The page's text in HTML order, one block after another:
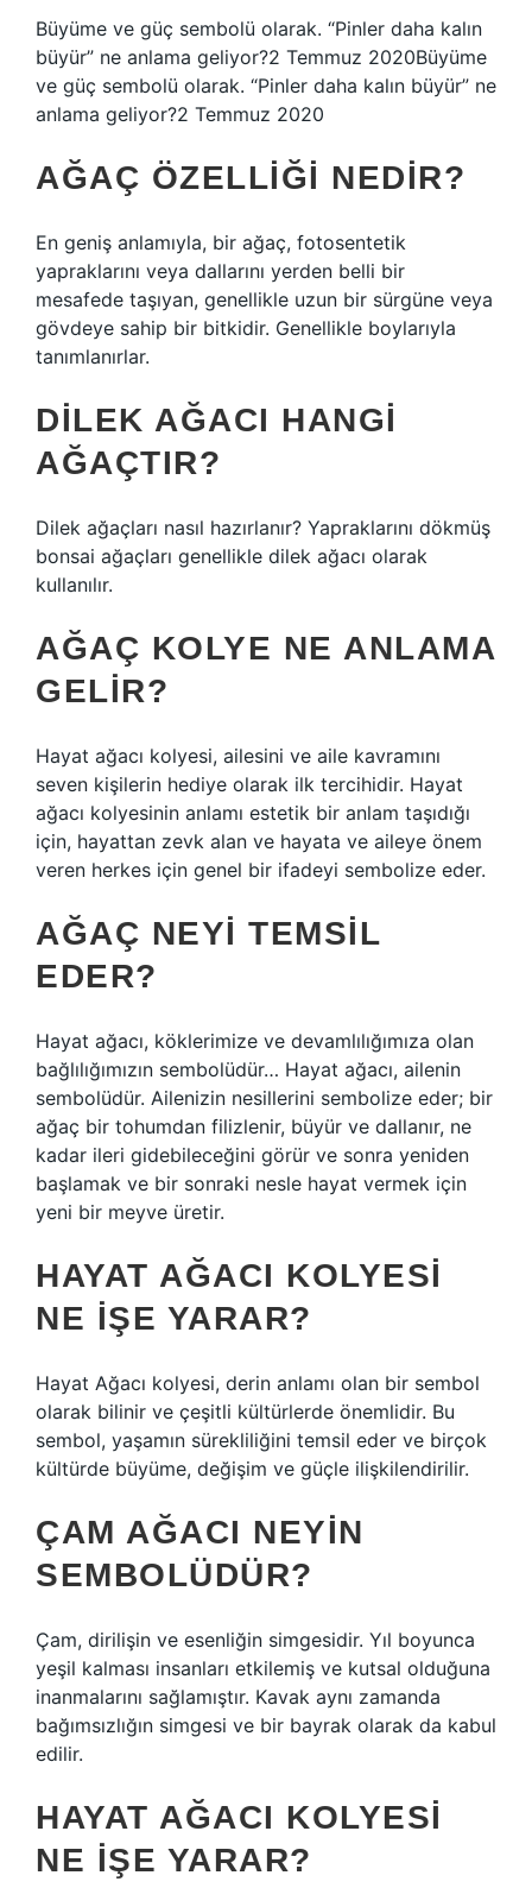
Büyüme ve güç sembolü olarak. “Pinler daha kalın
büyür” ne anlama geliyor?2 Temmuz 2020Büyüme
ve güç sembolü olarak. “Pinler daha kalın büyür” ne
anlama geliyor?2 Temmuz 2020
AĞAÇ ÖZELLIĞI NEDIR?
En geniş anlamıyla, bir ağaç, fotosentetik
yapraklarını veya dallarını yerden belli bir
mesafede taşıyan, genellikle uzun bir sürgüne veya
gövdeye sahip bir bitkidir. Genellikle boylarıyla
tanımlanırlar.
DILEK AĞACI HANGI
AĞAÇTIR?
Dilek ağaçları nasıl hazırlanır? Yapraklarını dökmüş
bonsai ağaçları genellikle dilek ağacı olarak
kullanılır.
AĞAÇ KOLYE NE ANLAMA
GELIR?
Hayat ağacı kolyesi, ailesini ve aile kavramını
seven kişilerin hediye olarak ilk tercihidir. Hayat
ağacı kolyesinin anlamı estetik bir anlam taşıdığı
için, hayattan zevk alan ve hayata ve aileye önem
veren herkes için genel bir ifadeyi sembolize eder.
AĞAÇ NEYI TEMSIL
EDER?
Hayat ağacı, köklerimize ve devamlılığımıza olan
bağlılığımızın sembolüdür… Hayat ağacı, ailenin
sembolüdür. Ailenizin nesillerini sembolize eder; bir
ağaç bir tohumdan filizlenir, büyür ve dallanır, ne
kadar ileri gidebileceğini görür ve sonra yeniden
başlamak ve bir sonraki nesle hayat vermek için
yeni bir meyve üretir.
HAYAT AĞACI KOLYESI
NE IŞE YARAR?
Hayat Ağacı kolyesi, derin anlamı olan bir sembol
olarak bilinir ve çeşitli kültürlerde önemlidir. Bu
sembol, yaşamın sürekliliğini temsil eder ve birçok
kültürde büyüme, değişim ve güçle ilişkilendirilir.
ÇAM AĞACI NEYIN
SEMBOLÜDÜR?
Çam, dirilişin ve esenliğin simgesidir. Yıl boyunca
yeşil kalması insanları etkilemiş ve kutsal olduğuna
inanmalarını sağlamıştır. Kavak aynı zamanda
bağımsızlığın simgesi ve bir bayrak olarak da kabul
edilir.
HAYAT AĞACI KOLYESI
NE IŞE YARAR?